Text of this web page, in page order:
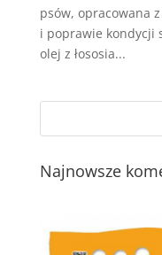
psów, opracowana
i poprawie kondycji
olej z łososia...
Najnowsze